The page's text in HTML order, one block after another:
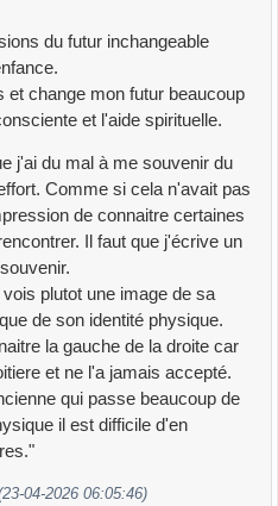
du futur inchangeable
change mon futur beaucoup
et l'aide spirituelle.
j'ai du mal à me souvenir du
Comme si cela n'avait pas
de connaitre certaines
Il faut que j'écrive un
plutot une image de sa
de son identité physique.
la gauche de la droite car
et ne l'a jamais accepté.
qui passe beaucoup de
il est difficile d'en
04-2026 06:05:46)